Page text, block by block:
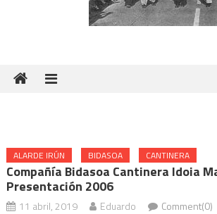
ALARDE IRÚN BIDASOA CANTINERA
Compañía Bidasoa Cantinera Idoia
Presentación 2006
11 abril, 2019 Eduardo Comment(0)